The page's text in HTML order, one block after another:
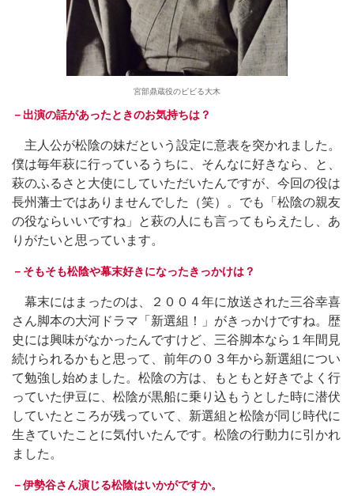
宮部鼎蔵役のビビる大木
－出演の話があったときのお気持ちは？
主人公が松陰の妹だという設定に意表を突かれました。
僕は毎年萩に行っているうちに、そんなに好きなら、と、
萩のふるさと大使にしていただいたんですが、今回の役は
長州藩士ではありませんでした（笑）。でも「松陰の親友
の役ならいいですね」と萩の人にも言ってもらえたし、あ
りがたいと思っています。
－そもそも松陰や幕末好きになったきっかけは？
幕末にはまったのは、２００４年に放送された三谷幸喜
さん脚本の大河ドラマ「新選組！」がきっかけですね。歴
史には興味がなかったんですけど、三谷脚本なら１年間見
続けられるかもと思って、前年の０３年から新選組につい
て勉強し始めました。松陰の方は、もともと好きでよく行
っていた伊豆に、松陰が黒船に乗り込もうとした時に潜伏
していたところが残っていて、新選組と松陰が同じ時代に
生きていたことに気付いたんです。松陰の行動力に引かれ
ました。
－伊勢谷さん演じる松陰はいかがですか。